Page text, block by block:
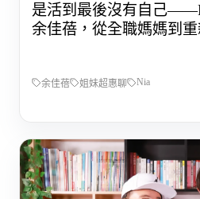
是活到最後沒有自己
余佳蓓，從全職媽媽到
余佳蓓 姐妹超惠聊 Nia